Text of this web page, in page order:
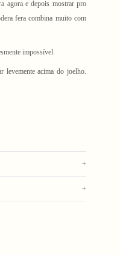
agora e depois mostrar pro
fera combina muito com
impossível.
levemente acima do joelho.
+
para ajuste, com bolsos
+